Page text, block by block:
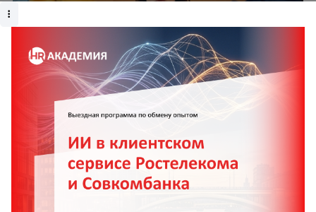
Проект: Internal Talent Pool
Проект: Internal Talent Pool участвует в номинации